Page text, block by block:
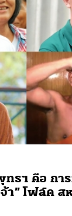
ธฯ คือ การ
า” โฟล์ค ส
LINE